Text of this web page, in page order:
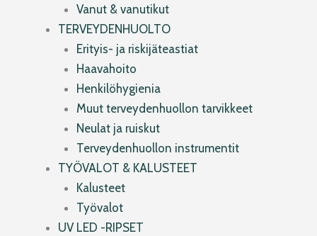
Vanut & vanutikut
TERVEYDENHUOLTO
Erityis- ja riskijäteastiat
Haavahoito
Henkilöhygienia
Muut terveydenhuollon tarvikkeet
Neulat ja ruiskut
Terveydenhuollon instrumentit
TYÖVALOT & KALUSTEET
Kalusteet
Työvalot
UV LED -RIPSET